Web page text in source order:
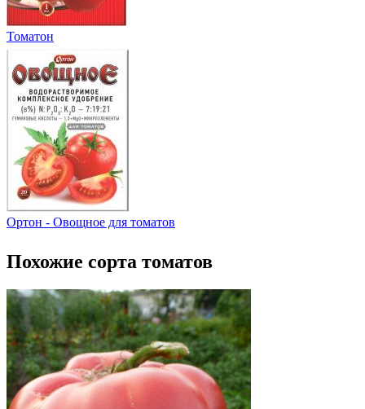
Томатон
Ортон - Овощное для томатов
Похожие сорта томатов